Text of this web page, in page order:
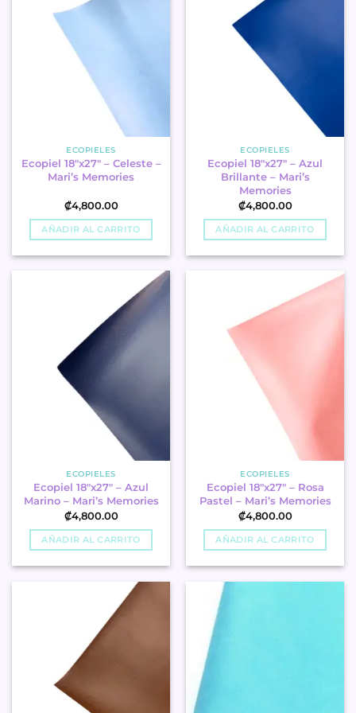
ECOPIELES
Ecopiel 18″x27″ – Celeste –
Mari’s Memories
₡4,800.00
AÑADIR AL CARRITO
ECOPIELES
Ecopiel 18″x27″ – Azul
Brillante – Mari’s
Memories
₡4,800.00
AÑADIR AL CARRITO
ECOPIELES
Ecopiel 18″x27″ – Azul
Marino – Mari’s Memories
₡4,800.00
AÑADIR AL CARRITO
ECOPIELES
Ecopiel 18″x27″ – Rosa
Pastel – Mari’s Memories
₡4,800.00
AÑADIR AL CARRITO